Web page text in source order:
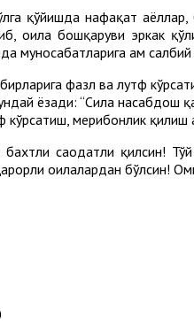
қўйишда нафақат
оила бошқаруви эркак
муносабатларига ҳам
фазл ва лутф
ёзади: “Сила насабдош
кўрсатиш, меҳрибонлик
саодатли қилсин!
оилалардан бўлсин!